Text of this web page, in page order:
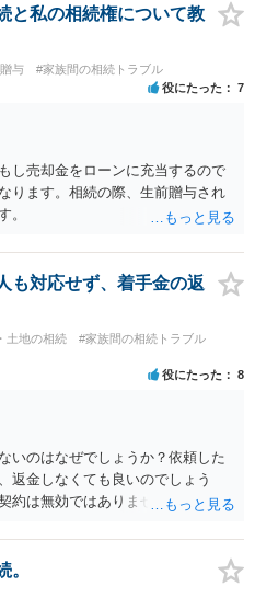
きる友人や専門職）に管理させ、
に優先充当 ・残余を友人や慈善団
なく信託帰属になるため、子の関
生命保険の組合せ 生活資金は手元
団体にした保険を活用。保険金は
も有効と思われます。 ③負担付死
死亡時に財産を渡す」契約。条件
を担保できます。 ④ 寄附予約＋解
つ、資金不足時は解除できる条項
ます。
と私の相続権について教
与 #家族間の相続トラブル
役にたった 7
し売却金をローンに充当するので
ります。相続の際、生前贈与され
。
も対応せず、着手金の返
土地の相続
#家族間の相続トラブル
役にたった 8
いのはなぜでしょうか？依頼した
返金しなくても良いのでしょう
契約は無効ではありませんか？
士が所属する弁護士会に相談さ
弁護士は脳梗塞で倒れたようで
倒れた弁護士の判断で復代理を
。